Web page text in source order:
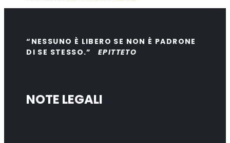
“NESSUNO È LIBERO SE NON È PADRONE
DI SE STESSO.”EPITTETO
NOTE LEGALI